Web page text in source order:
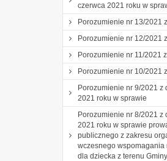
czerwca 2021 roku w
Porozumienie nr 13/2021 z
Porozumienie nr 12/2021
Porozumienie nr 11/2021 z
Porozumienie nr 10/2021
Porozumienie nr 9/2021 z
2021 roku w sprawie
Porozumienie nr 8/2021 z
2021 roku w sprawie
publicznego z zakresu
wczesnego wspomagania
dla dziecka z terenu